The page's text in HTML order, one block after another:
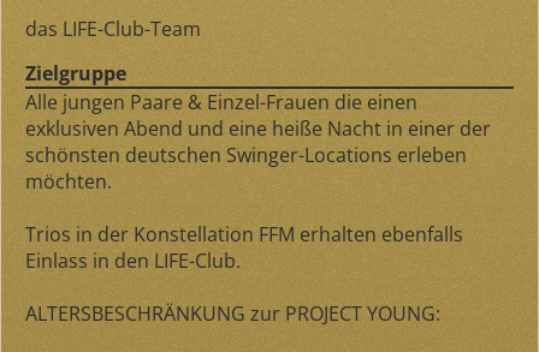
das LIFE-Club-Team
Zielgruppe
Alle jungen Paare & Einzel-Frauen die einen
exklusiven Abend und eine heiße Nacht in einer der
schönsten deutschen Swinger-Locations erleben
möchten.
Trios in der Konstellation FFM erhalten ebenfalls
Einlass in den LIFE-Club.
ALTERSBESCHRÄNKUNG zur PROJECT YOUNG: